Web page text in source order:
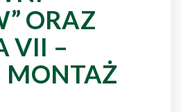
ORAZ
VII –
MONTAŻ